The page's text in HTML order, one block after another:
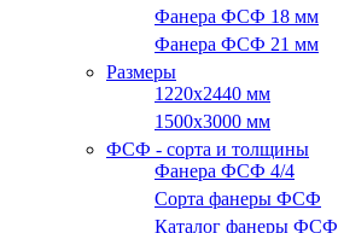
Фанера ФСФ 18 мм
Фанера ФСФ 21 мм
Размеры
1220х2440 мм
1500х3000 мм
ФСФ - сорта и толщины
Фанера ФСФ 4/4
Сорта фанеры ФСФ
Каталог фанеры ФСФ